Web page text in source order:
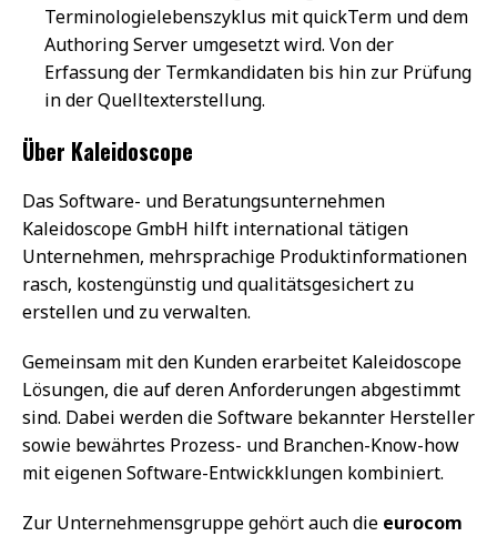
Terminologielebenszyklus mit quickTerm und dem
Authoring Server umgesetzt wird. Von der
Erfassung der Termkandidaten bis hin zur Prüfung
in der Quelltexterstellung.
Über Kaleidoscope
Das Software- und Beratungsunternehmen
Kaleidoscope GmbH hilft international tätigen
Unternehmen, mehrsprachige Produktinformationen
rasch, kostengünstig und qualitätsgesichert zu
erstellen und zu verwalten.
Gemeinsam mit den Kunden erarbeitet Kaleidoscope
Lösungen, die auf deren Anforderungen abgestimmt
sind. Dabei werden die Software bekannter Hersteller
sowie bewährtes Prozess- und Branchen-Know-how
mit eigenen Software-Entwickklungen kombiniert.
Zur Unternehmensgruppe gehört auch die eurocom